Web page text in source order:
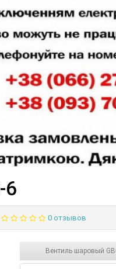
6
0 отзывов
Вентиль шаровый